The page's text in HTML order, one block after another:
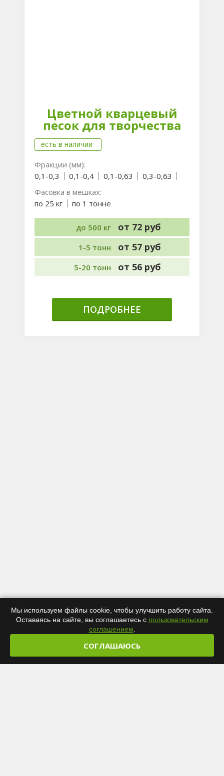
Цветной кварцевый
песок для творчества
есть в наличии
Фракции (мм):
0,1-0,3
0,1-0,4 0,1-0,63
0,3-0,63
Фасовка в мешках:
по 25 кг
по 1 тонне
до 500 кг от 72 руб
1-5 тонн от 57 руб
5-20 тонн от 56 руб
ПОДРОБНЕЕ
Мы используем файлы cookie, чтобы улучшить работу сайта.
Оставаясь на сайте, вы соглашаетесь с пользовательским
соглашением
СОГЛАШАЮСЬ